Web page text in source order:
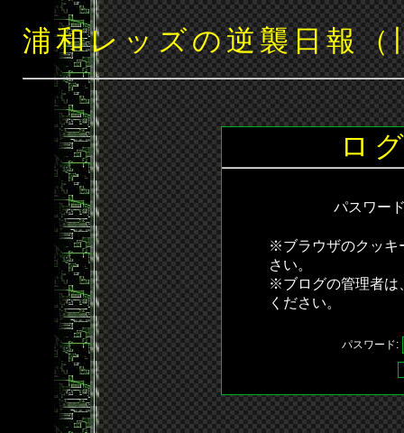
浦和レッズの逆襲日報（
ロ
パスワー
※ブラウザのクッキ
さい。
※ブログの管理者は
ください。
パスワード: